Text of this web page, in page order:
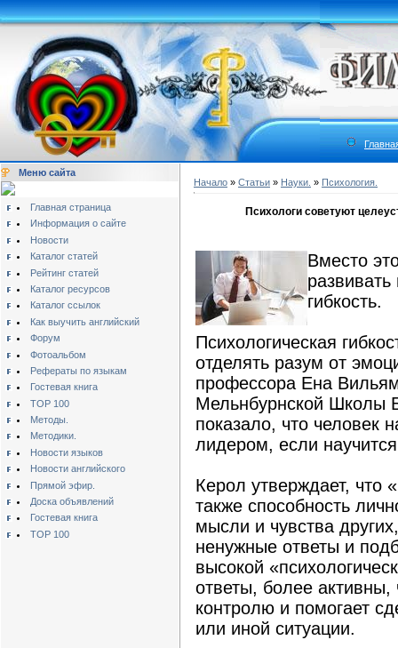
Меню сайта
Главная страница
Информация о сайте
Новости
Каталог статей
Рейтинг статей
Каталог ресурсов
Каталог ссылок
Как выучить английский
Форум
Фотоальбом
Рефераты по языкам
Гостевая книга
TOP 100
Методы.
Методики.
Новости языков
Новости английского
Прямой эфир.
Доска объявлений
Гостевая книга
TOP 100
Начало » Статьи » Науки. » Психология.
Психологи советуют
Вместо
гибкость.
Психологическая
отделять разум от
профессора Ена
Мельнбурнской Школы
показало, что человек
лидером, если
Керол утверждает, что
также способность
мысли и чувства
ненужные ответы и
высокой
ответы, более
контролю и помогает
или иной ситуации.